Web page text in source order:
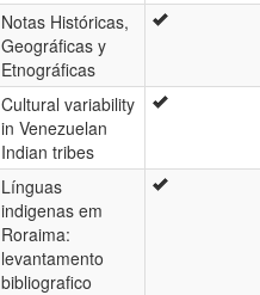
Notas Históricas,
Geográficas y
Etnográficas
Cultural variability
in Venezuelan
Indian tribes
Línguas
indigenas em
Roraima:
levantamento
bibliografico